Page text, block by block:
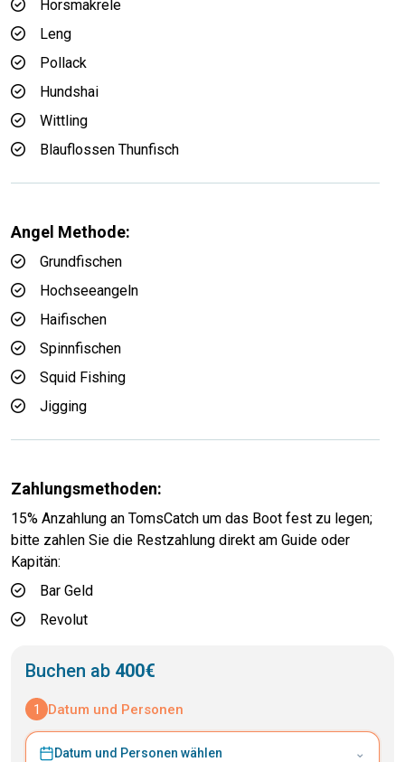
Horsmakrele
Leng
Pollack
Hundshai
Wittling
Blauflossen Thunfisch
Angel Methode:
Grundfischen
Hochseeangeln
Haifischen
Spinnfischen
Squid Fishing
Jigging
Zahlungsmethoden:
15% Anzahlung an TomsCatch um das Boot fest zu legen;
bitte zahlen Sie die Restzahlung direkt am Guide oder
Kapitän:
Bar Geld
Revolut
Buchen ab 400€
1 Datum und Personen
Datum und Personen wählen ⌄